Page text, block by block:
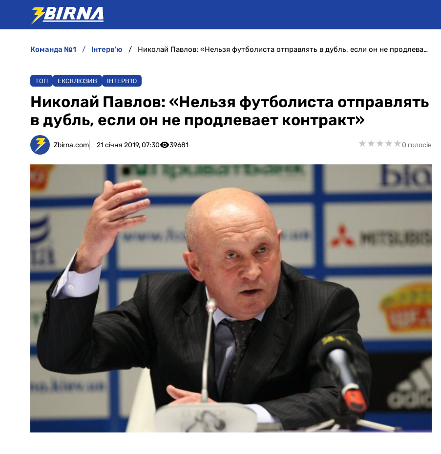
команда №1 інтерв'ю Николай Павлов: «Нельзя футболиста отправлять в дубль, если он не продлевает контракт»
ТОП ЕКСКЛЮЗИВ ІНТЕРВ'Ю
Николай Павлов: «Нельзя футболиста отправлять
в дубль, если он не продлевает контракт»
Zbirna.com 21 січня 2019, 07:30 39681 ★★★★★
★★★★★0 голосів